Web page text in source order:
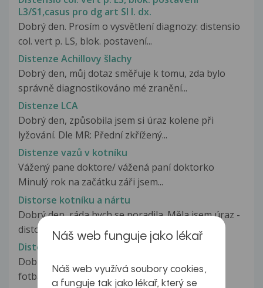
L3/S1,casus pro dg art SI I. dx.
Dobrý den. Prosím o vysvětlení diagnozy: distensio
col. vert p. LS, blok. postavení...
Distenze Achillovy šlachy
Dobrý den, můj dotaz směřuje k tomu, zda bylo
správně diagnostikováno mé zranění...
Distenze LCA
Dobrý den, způsobila jsem si úraz kolene při
lyžování. Dle MR: Přední zkřížený...
Distenze vazů v kotníku
Vážený pane doktore/ vážená paní doktorko
Minulý rok na začátku záři jsem...
Distorse kotníku a nártu
Dobrý den, ráda bych se poradila. Měla jsem úraz -
distorsi kotníku a nártu....
Distorsio cubiti I. sin.
Dobrý den,v sobotu 27.5. jsem utrpěla pád při
fotbale na nataženou levou ruku....
Náš web funguje jako lékař
Náš web využívá soubory cookies,
a funguje tak jako lékař, který se